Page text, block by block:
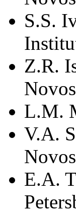
S.S.
Z.R.
L.M.
V.A.
E.A.